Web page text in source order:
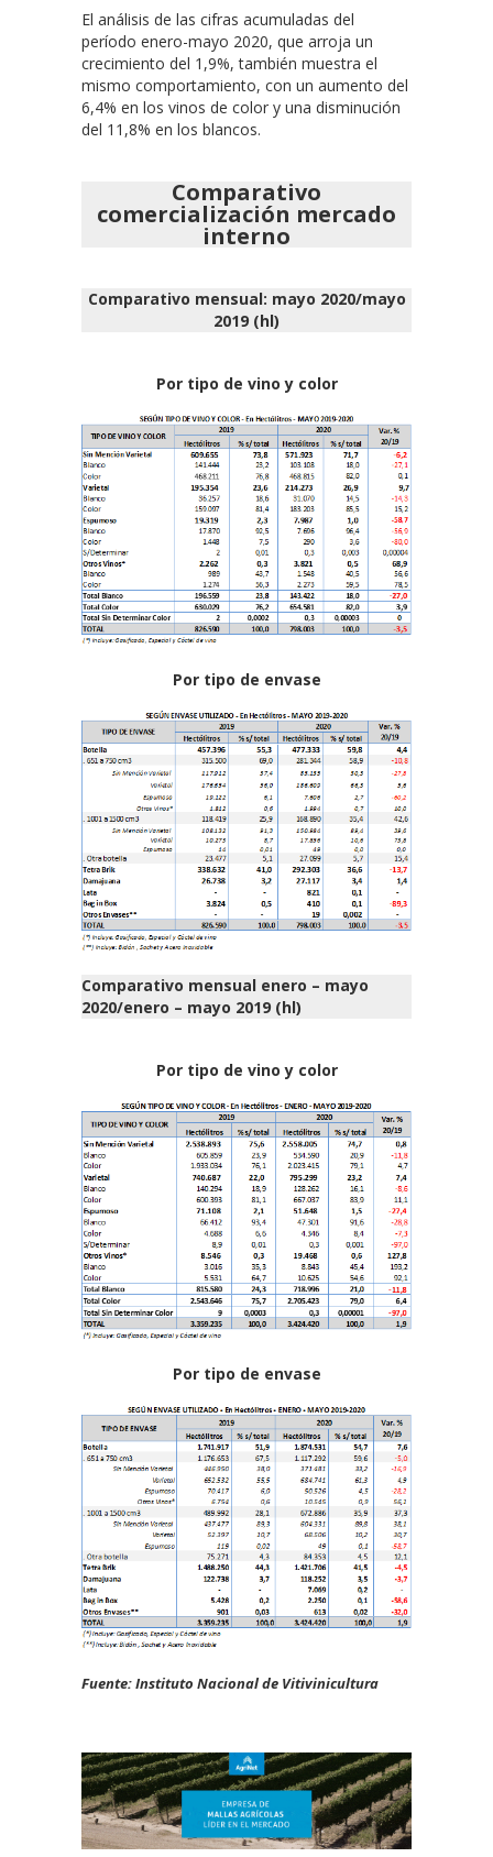
El análisis de las cifras acumuladas del
período enero-mayo 2020, que arroja un
crecimiento del 1,9%, también muestra el
mismo comportamiento, con un aumento del
6,4% en los vinos de color y una disminución
del 11,8% en los blancos.
Comparativo
comercialización mercado
interno
Comparativo mensual: mayo 2020/mayo
2019 (hl)
Por tipo de vino y color
Por tipo de envase
Comparativo mensual enero – mayo
2020/enero – mayo 2019 (hl)
Por tipo de vino y color
Por tipo de envase
Fuente: Instituto Nacional de Vitivinicultura